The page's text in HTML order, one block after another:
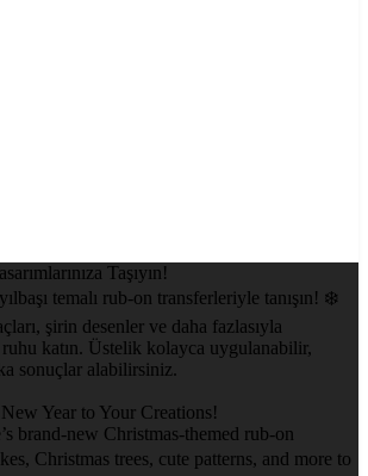
Taşıyın!
temalı rub-on transferleriyle tanışın! ❄️
şirin desenler ve daha fazlasıyla
katın. Üstelik kolayca uygulanabilir,
sonuçlar alabilirsiniz.
Year to Your Creations!
brand-new Christmas-themed rub-on
Christmas trees, cute patterns, and more to